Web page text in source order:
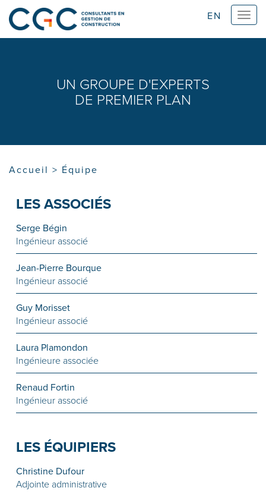
EN
UN GROUPE D'EXPERTS
DE PREMIER PLAN
Accueil > Équipe
LES ASSOCIÉS
Serge Bégin
Ingénieur associé
Jean-Pierre Bourque
Ingénieur associé
Guy Morisset
Ingénieur associé
Laura Plamondon
Ingénieure associée
Renaud Fortin
Ingénieur associé
LES ÉQUIPIERS
Christine Dufour
Adjointe administrative